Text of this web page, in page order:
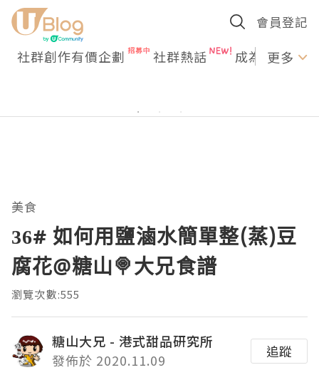
會員登記
社群創作有價企劃 社群熱話 成為U更多
美食
36# 如何用鹽滷水簡單整(蒸)豆
腐花@糖山🍭大兄食譜
瀏覽次數:555
糖山大兄 - 港式甜品研究所
發佈於 2020.11.09
追蹤